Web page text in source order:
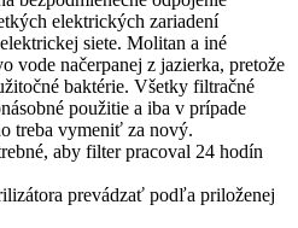
elektrických zariadení
siete. Molitan a iné
vode načerpanej z jazierka, pretože
baktérie. Všetky filtračné
použitie a iba v prípade
treba vymeniť za nový.
aby filter pracoval 24 hodín
prevádzať podľa priloženej